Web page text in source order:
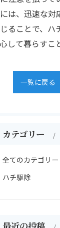
は、迅速な対
ることで、
して暮らすこ
一覧に戻る
カテゴリー
全てのカテゴリー
ハチ駆除